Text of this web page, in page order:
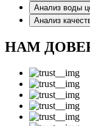
Анализ воды
Анализ
НАМ